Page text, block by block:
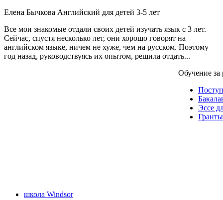
Елена Бычкова Английский для детей 3-5 лет
Все мои знакомые отдали своих детей изучать язык с 3 лет.
Сейчас, спустя несколько лет, они хорошо говорят на
английском языке, ничем не хуже, чем на русском. Поэтому
год назад, руководствуясь их опытом, решила отдать...
Обучение
Эссе
школа Windsor